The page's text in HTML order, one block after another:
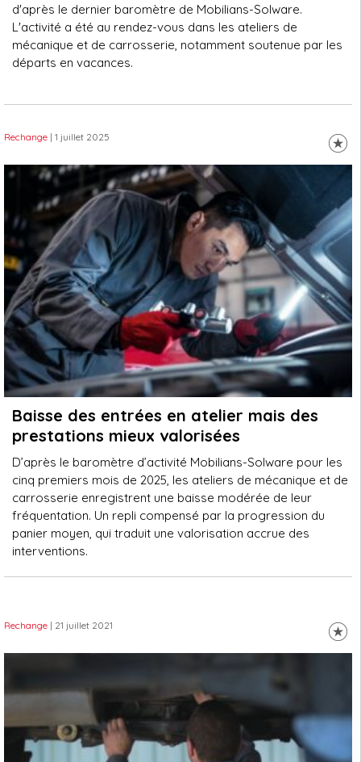
d'après le dernier baromètre de Mobilians-Solware.
L'activité a été au rendez-vous dans les ateliers de
mécanique et de carrosserie, notamment soutenue par les
départs en vacances.
Rechange | 1 juillet 2025
Baisse des entrées en atelier mais des
prestations mieux valorisées
D’après le baromètre d’activité Mobilians-Solware pour les
cinq premiers mois de 2025, les ateliers de mécanique et de
carrosserie enregistrent une baisse modérée de leur
fréquentation. Un repli compensé par la progression du
panier moyen, qui traduit une valorisation accrue des
interventions.
Rechange | 21 juillet 2021